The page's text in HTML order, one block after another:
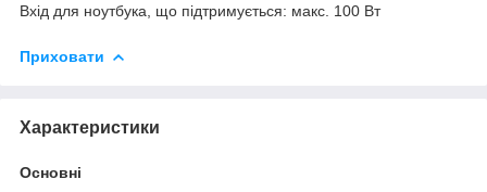
Вхід для ноутбука, що підтримується: макс. 100 Вт
Приховати
Характеристики
Основні